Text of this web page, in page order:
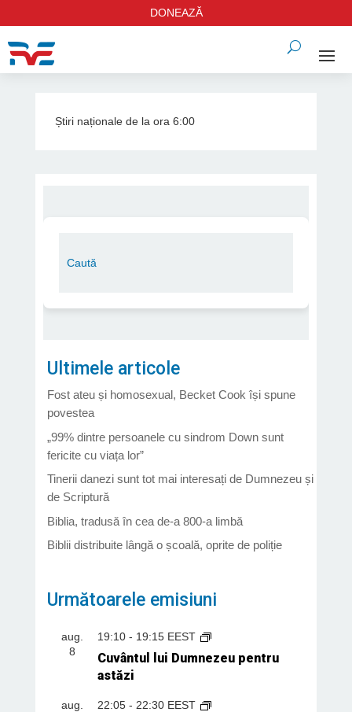
DONEAZĂ
Știri naționale de la ora 6:00
Ultimele articole
Fost ateu și homosexual, Becket Cook își spune
povestea
„99% dintre persoanele cu sindrom Down sunt
fericite cu viața lor”
Tinerii danezi sunt tot mai interesați de Dumnezeu și
de Scriptură
Biblia, tradusă în cea de-a 800-a limbă
Biblii distribuite lângă o școală, oprite de poliție
Următoarele emisiuni
aug.
8
19:10- 19:15 EEST
Cuvântul lui Dumnezeu pentru
astăzi
aug.
22:05- 22:30 EEST